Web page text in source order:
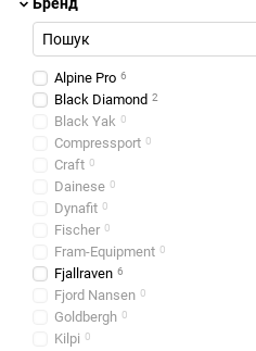
Alpine Pro 6
Black Diamond 2
Black Yak 0
Compressport 0
Craft 0
Dainese 0
Dynafit 0
Fischer 0
Fram-Equipment 0
Fjallraven 6
Fjord Nansen 0
Goldbergh 0
Kilpi 0